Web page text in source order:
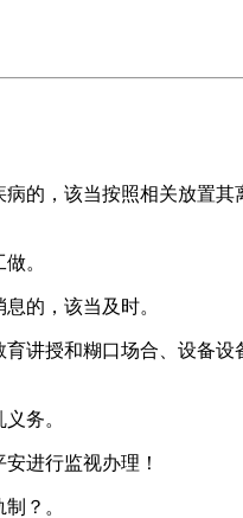
，该当按照相关放置其
。
的，该当及时。
授和糊口场合、设备设
务。
进行监视办理！
？。